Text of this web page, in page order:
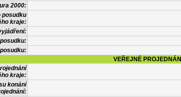
2000:
posudku
kraje:
VEŘEJNÉ PROJEDNÁNÍ
kraje:
konání